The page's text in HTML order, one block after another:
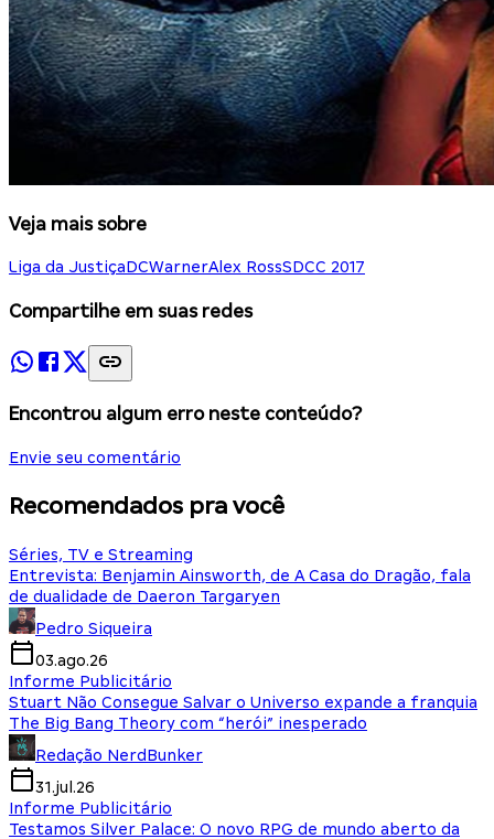
Veja mais sobre
Liga da JustiçaDCWarnerAlex RossSDCC 2017
Compartilhe em suas redes
Encontrou algum erro neste conteúdo?
Envie seu comentário
Recomendados pra você
Séries, TV e Streaming
Entrevista: Benjamin Ainsworth, de A Casa do Dragão, fala
de dualidade de Daeron Targaryen
Pedro Siqueira
03.ago.26
Informe Publicitário
Stuart Não Consegue Salvar o Universo expande a franquia
The Big Bang Theory com “herói” inesperado
Redação NerdBunker
31.jul.26
Informe Publicitário
Testamos Silver Palace: O novo RPG de mundo aberto da